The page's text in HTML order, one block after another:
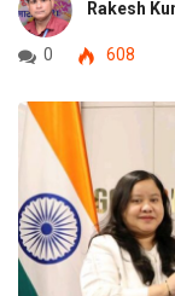
Rakesh
0 608